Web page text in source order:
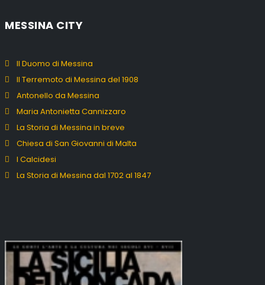
MESSINA CITY
Il Duomo di Messina
Il Terremoto di Messina del 1908
Antonello da Messina
Maria Antonietta Cannizzaro
La Storia di Messina in breve
Chiesa di San Giovanni di Malta
I Calcidesi
La Storia di Messina dal 1702 al 1847